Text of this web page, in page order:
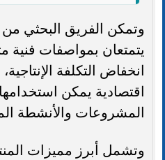
وتمكن الفريق البحثي
يتمتعان بمواصفات
انخفاض التكلفة
اقتصادية يمكن
المشروعات والأنشطة
وتشمل أبرز مميزات